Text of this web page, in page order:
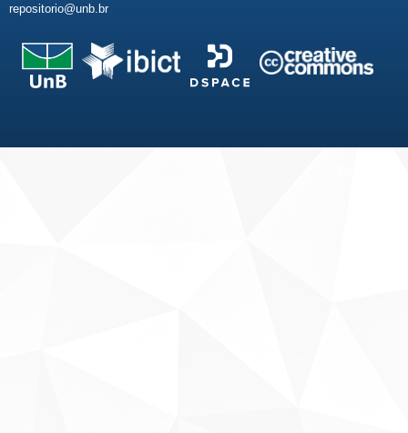
repositorio@unb.br